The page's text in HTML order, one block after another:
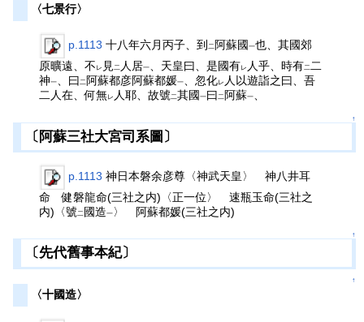
〈七景行〉
p.1113 十八年六月丙子、到 二 阿蘇國一也、其國郊
原曠遠、不 レ 見二 人居一 、天皇曰、是國有レ 人乎、時有二 二
神一 、曰二 阿蘇都彦阿蘇都媛一 、忽化レ 人以遊詣之曰、吾
二人在、何無レ 人耶、故號二其國一曰二 阿蘇一
↑
〔阿蘇三社大宮司系圖〕
p.1113 神日本磐余彦尊〈神武天皇〉 神八井耳
命 健磐龍命(三社之内)〈正一位〉 速瓶玉命(三社之
内)〈號二國造一 〉 阿蘇都媛(三社之内)
↑
〔先代舊事本紀〕
↑
〈十國造〉